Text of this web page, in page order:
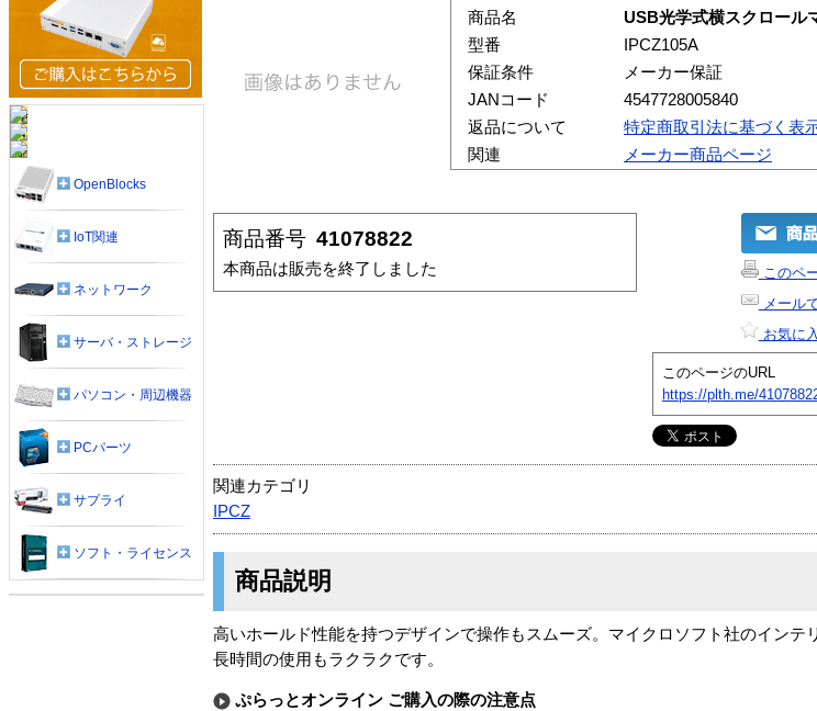
商品名
USB光学式横スクロール
型番
IPCZ105A
保証条件
メーカー保証
JANコード
4547728005840
返品について
特定商取引法に基づく表
関連
メーカー商品ページ
商品番号 41078822
本商品は販売を終了しました
このペ
メール
お気に
このページのURL
https://plth.me/
関連カテゴリ
IPCZ
商品説明
高いホールド性能を持つデザインで操作もスムーズ。マイクロソフト社のインテ
長時間の使用もラクラクです。
ぷらっとオンライン ご購入の際の注意点
OpenBlocks
IoT関連
ネットワーク
サーバ・ストレージ
パソコン・周辺機器
PCパーツ
サプライ
ソフト・ライセンス